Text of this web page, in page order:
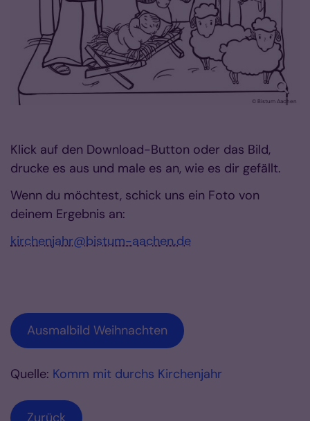
© Bistum Aachen
Klick auf den Download-Button oder das Bild,
drucke es aus und male es an, wie es dir gefällt.
Wenn du möchtest, schick uns ein Foto von
deinem Ergebnis an:
kirchenjahr@bistum-aachen.de
Ausmalbild Weihnachten
Quelle: Komm mit durchs Kirchenjahr
Zurück